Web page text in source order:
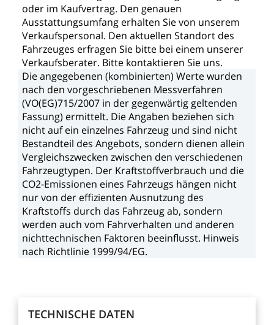
oder im Kaufvertrag. Den genauen
Ausstattungsumfang erhalten Sievon unserem
Verkaufspersonal. Den aktuellen Standort des
Fahrzeuges erfragen Sie bitte bei einem unserer
Verkaufsberater. Bitte kontaktieren Sie uns.
Dieangegebenen (kombinierten) Wertewurden
nach den vorgeschriebenen Messverfahren
(VO(EG)715/2007 in der gegenwärtig geltenden
Fassung) ermittelt. DieAngaben beziehen sich
nichtauf ein einzelnes Fahrzeug und sind nicht
Bestandteil des Angebots, sondern dienen allein
Vergleichszwecken zwischen den verschiedenen
Fahrzeugtypen. Der Kraftstoffverbrauch und die
CO2-Emissionen eines Fahrzeugs hängen nicht
nurvon der effizienten Ausnutzung des
Kraftstoffs durch das Fahrzeugab, sondern
werden auch vom Fahrverhalten und anderen
nichttechnischen Faktoren beeinflusst. Hinweis
nach Richtlinie 1999/94/EG.
TECHNISCHE DATEN